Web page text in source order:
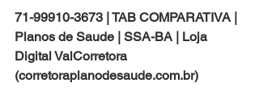
71-99910-3673 | TAB COMPARATIVA |
Planos de Saude | SSA-BA | Loja
Digital ValCorretora
(corretoraplanodesaude.com.br)